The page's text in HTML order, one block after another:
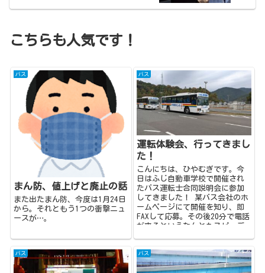
こちらも人気です！
バス
まん防、値上げと廃止の話
また出たまん防、今度は1月24日
から。それともう1つの衝撃ニュ
ースが…。
バス
運転体験会、行ってきまし
た！
こんにちは、ひやむぎです。今
日はふじ自動車学校で開催され
たバス運転士合同説明会に参加
してきました！ 某バス会社のホ
ームページにて開催を知り、即
FAXして応募。その後20分で電話
が来るというなんともスピーデ
バス バス